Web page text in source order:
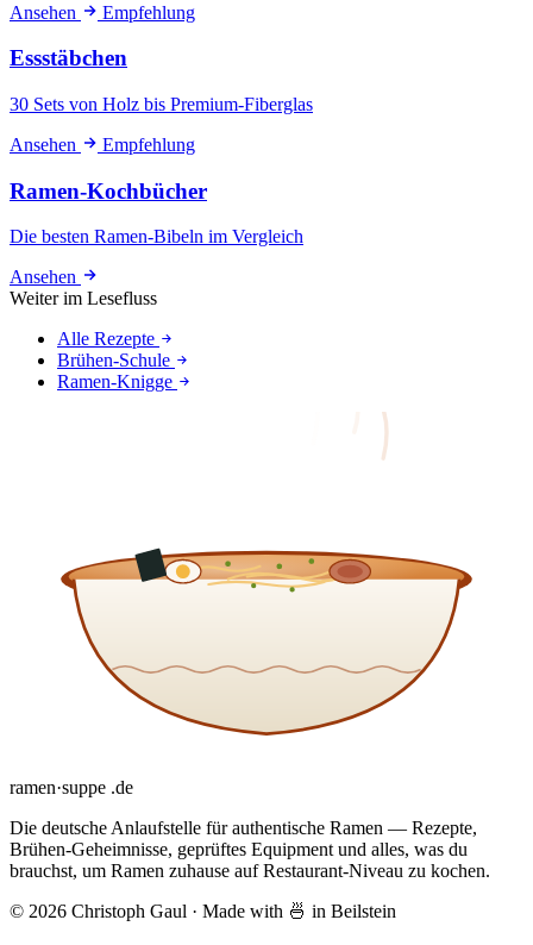
Ansehen
Empfehlung
Essstäbchen
30 Sets von Holz bis Premium-Fiberglas
Ansehen
Empfehlung
Ramen-Kochbücher
Die besten Ramen-Bibeln im Vergleich
Ansehen
Weiter im Lesefluss
Alle Rezepte
Brühen-Schule
Ramen-Knigge
ramen·suppe .de
Die deutsche Anlaufstelle für authentische Ramen — Rezepte,
Brühen-Geheimnisse, geprüftes Equipment und alles, was du
brauchst, um Ramen zuhause auf Restaurant-Niveau zu kochen.
© 2026 Christoph Gaul · Made with 🍜 in Beilstein